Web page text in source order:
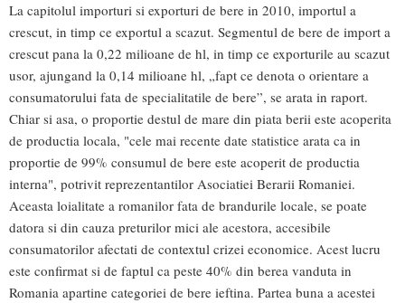
La capitolul importuri si exporturi de bere in 2010, importul a
crescut, in timp ce exportul a scazut. Segmentul de bere de import a
crescut pana la 0,22 milioane de hl, in timp ce exporturile au scazut
usor, ajungand la 0,14 milioane hl, „fapt ce denota o orientare a
consumatorului fata de specialitatile de bere”, se arata in raport.
Chiar si asa, o proportie destul de mare din piata berii este acoperita
de productia locala, "cele mai recente date statistice arata ca in
proportie de 99% consumul de bere este acoperit de productia
interna", potrivit reprezentantilor Asociatiei Berarii Romaniei.
Aceasta loialitate a romanilor fata de brandurile locale, se poate
datora si din cauza preturilor mici ale acestora, accesibile
consumatorilor afectati de contextul crizei economice. Acest lucru
este confirmat si de faptul ca peste 40% din berea vanduta in
Romania apartine categoriei de bere ieftina. Partea buna a acestei